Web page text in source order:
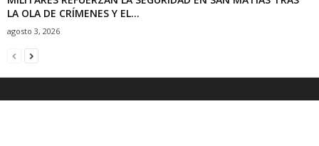
LA OLA DE CRÍMENES Y EL...
agosto 3, 2026